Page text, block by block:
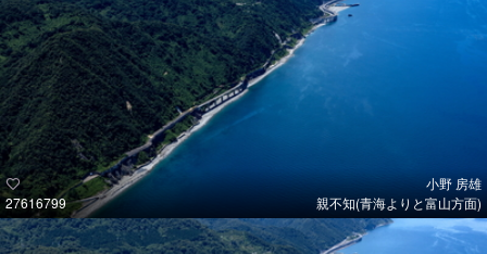
27616799
小野 房雄
親不知(青海よりと富山方面)